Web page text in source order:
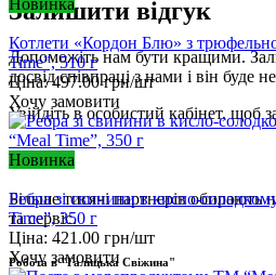
Котлети «Кордон Блю» з
Time”, 510 г
Ціна:497.00 грн/шт
Хочу замовити
Новинка
Ребра зі свинини в кисло-
Time”, 350 г
Ціна: 421.00 грн/шт
Хочу замовити
Залишити відгук
Допоможіть нам бути кращими.
досвід співпраці з нами і він буде
Увійдітьв особистий кабінет, щоб
Більше тисячі партнерів обирають
та сервіс.
Робота в "Галицька Свіжина"